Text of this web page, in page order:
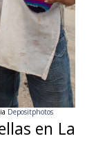
Depositphotos
en La